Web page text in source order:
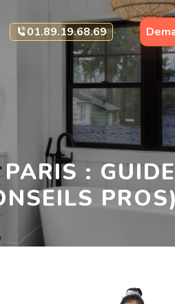
plus rapide !
01.89.19.68.69
: